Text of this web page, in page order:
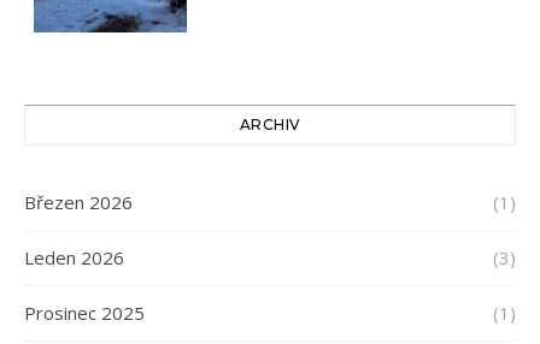
ARCHIV
Březen 2026 (1)
Leden 2026 (3)
Prosinec 2025 (1)